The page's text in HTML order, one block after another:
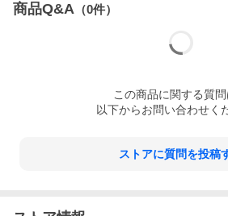
商品Q&A （0件）
この商品に関する質問
以下からお問い合わせく
ストアに質問を投稿